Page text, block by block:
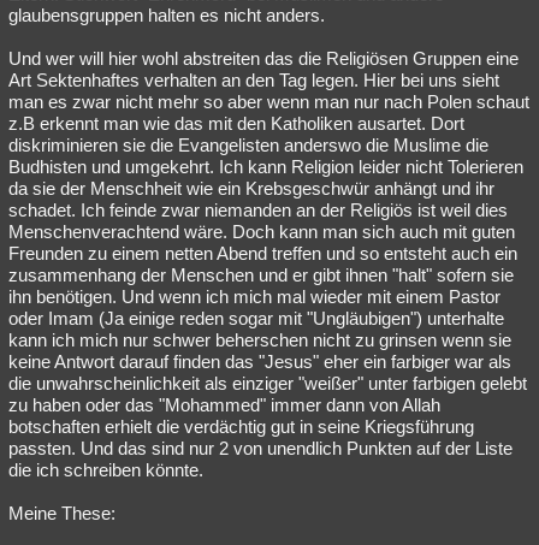
glaubensgruppen halten es nicht anders.
Und wer will hier wohl abstreiten das die Religiösen Gruppen eine
Art Sektenhaftes verhalten an den Tag legen. Hier bei uns sieht
man es zwar nicht mehr so aber wenn man nur nach Polen schaut
z.B erkennt man wie das mit den Katholiken ausartet. Dort
diskriminieren sie die Evangelisten anderswo die Muslime die
Budhisten und umgekehrt. Ich kann Religion leider nicht Tolerieren
da sie der Menschheit wie ein Krebsgeschwür anhängt und ihr
schadet. Ich feinde zwar niemanden an der Religiös ist weil dies
Menschenverachtend wäre. Doch kann man sich auch mit guten
Freunden zu einem netten Abend treffen und so entsteht auch ein
zusammenhang der Menschen und er gibt ihnen "halt" sofern sie
ihn benötigen. Und wenn ich mich mal wieder mit einem Pastor
oder Imam (Ja einige reden sogar mit "Ungläubigen") unterhalte
kann ich mich nur schwer beherschen nicht zu grinsen wenn sie
keine Antwort darauf finden das "Jesus" eher ein farbiger war als
die unwahrscheinlichkeit als einziger "weißer" unter farbigen gelebt
zu haben oder das "Mohammed" immer dann von Allah
botschaften erhielt die verdächtig gut in seine Kriegsführung
passten. Und das sind nur 2 von unendlich Punkten auf der Liste
die ich schreiben könnte.
Meine These: